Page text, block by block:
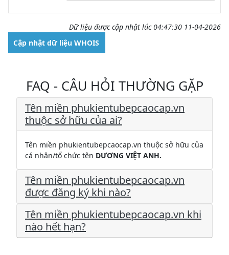
Dữ liệu được cập nhật lúc 04:47:30 11-04-2026
Cập nhật dữ liệu WHOIS
FAQ - CÂU HỎI THƯỜNG GẶP
Tên miền phukientubepcaocap.vn
thuộc sở hữu của ai?
Tên miền phukientubepcaocap.vn thuộc sở hữu của
cá nhân/tổ chức tên DƯƠNG VIỆT ANH.
Tên miền phukientubepcaocap.vn
được đăng ký khi nào?
Tên miền phukientubepcaocap.vn khi
nào hết hạn?